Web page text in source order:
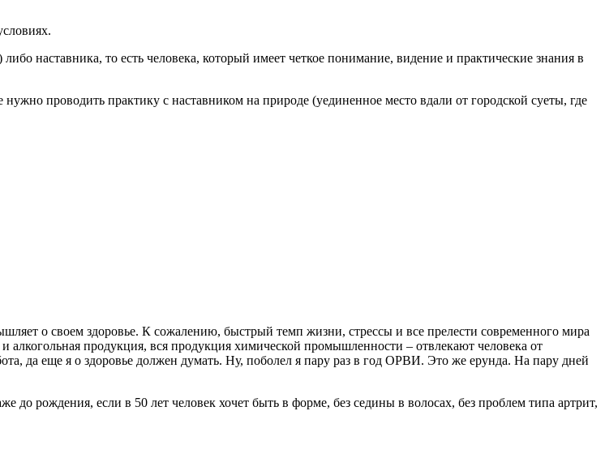
наставника, то есть человека, который имеет четкое понимание, видение и практические знания в
проводить практику с наставником на природе (уединенное место вдали от городской суеты, где
о своем здоровье. К сожалению, быстрый темп жизни, стрессы и все прелести современного мира
алкогольная продукция, вся продукция химической промышленности – отвлекают человека от
да еще я о здоровье должен думать. Ну, поболел я пару раз в год ОРВИ. Это же ерунда. На пару дней
рождения, если в 50 лет человек хочет быть в форме, без седины в волосах, без проблем типа артрит,